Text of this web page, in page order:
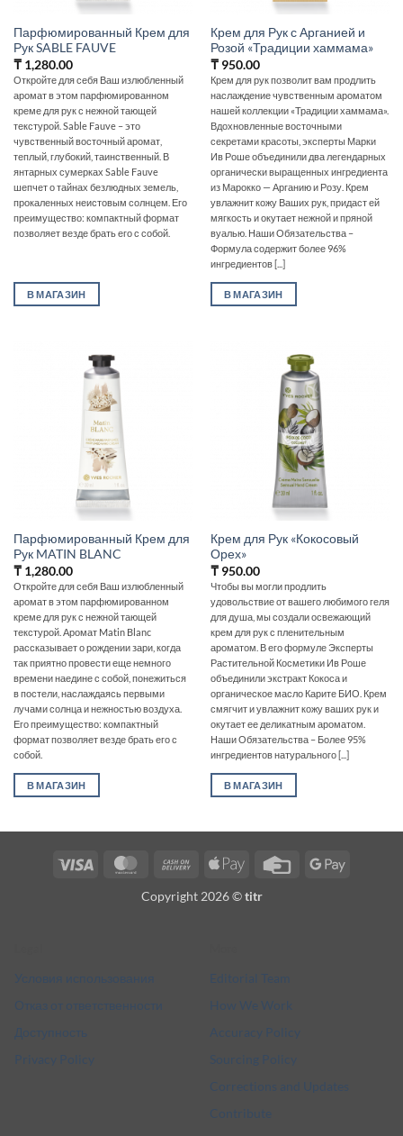
Парфюмированный Крем для
Рук SABLE FAUVE
₸1,280.00
Откройте для себя Ваш излюбленный
аромат в этом парфюмированном
креме для рук с нежной тающей
текстурой. Sable Fauve – это
чувственный восточный аромат,
теплый, глубокий, таинственный. В
янтарных сумерках Sable Fauve
шепчет о тайнах безлюдных земель,
прокаленных неистовым солнцем. Его
преимущество: компактный формат
позволяет везде брать его с собой.
В МАГАЗИН
Крем для Рук с Арганией и
Розой «Традиции хаммама»
₸950.00
Крем для рук позволит вам продлить
наслаждение чувственным ароматом
нашей коллекции «Традиции хаммама».
Вдохновленные восточными
секретами красоты, эксперты Марки
Ив Роше объединили два легендарных
органически выращенных ингредиента
из Марокко — Арганию и Розу. Крем
увлажнит кожу Ваших рук, придаст ей
мягкость и окутает нежной и пряной
вуалью. Наши Обязательства –
Формула содержит более 96%
ингредиентов [...]
В МАГАЗИН
Парфюмированный Крем для
Рук MATIN BLANC
₸1,280.00
Откройте для себя Ваш излюбленный
аромат в этом парфюмированном
креме для рук с нежной тающей
текстурой. Аромат Matin Blanc
рассказывает о рождении зари, когда
так приятно провести еще немного
времени наедине с собой, понежиться
в постели, наслаждаясь первыми
лучами солнца и нежностью воздуха.
Его преимущество: компактный
формат позволяет везде брать его с
собой.
В МАГАЗИН
Крем для Рук «Кокосовый
Орех»
₸950.00
Чтобы вы могли продлить
удовольствие от вашего любимого геля
для душа, мы создали освежающий
крем для рук с пленительным
ароматом. В его формуле Эксперты
Растительной Косметики Ив Роше
объединили экстракт Кокоса и
органическое масло Карите БИО. Крем
смягчит и увлажнит кожу ваших рук и
окутает ее деликатным ароматом.
Наши Обязательства – Более 95%
ингредиентов натурального [...]
В МАГАЗИН
Visa MasterCardCash
Delivery
Apple
Credit
Google
Copyright 2026 ©titr
Условия использования
Отказ от ответственности
Доступность
Privacy Policy
Editorial Team
How We Work
Accuracy Policy
Sourcing Policy
Corrections and Updates
Contribute